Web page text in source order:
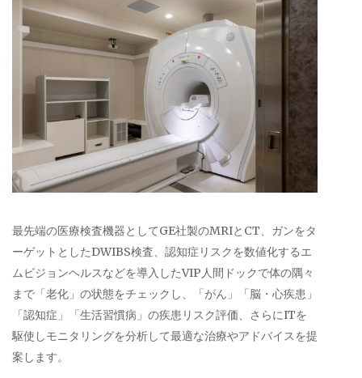
最先端の医療検査機器としてGE社製のMRIとCT、ガンをタ
ーゲットとしたDWIBS検査、認知症リスクを数値化するエ
ムビジョンヘルスなどを導入したVIP人間ドックで体の隅々
まで「老化」の状態をチェックし、「がん」「脳・心疾患」
「認知症」「生活習慣病」の疾患リスク評価、さらにITを
駆使しモニタリングを分析して最適な治療やアドバイスを提
案します。